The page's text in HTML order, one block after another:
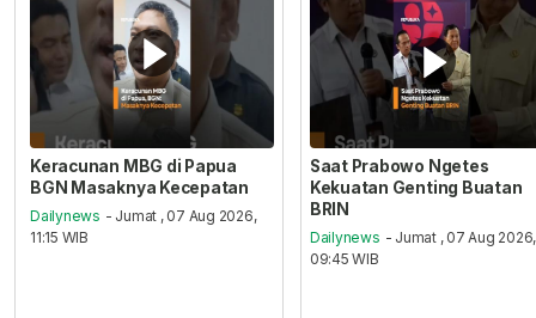
Keracunan MBG di Papua
BGN Masaknya Kecepatan
Dailynews - Jumat , 07 Aug 2026,
11:15 WIB
Saat Prabowo Ngetes
Kekuatan Genting Buatan
BRIN
Dailynews - Jumat , 07 Aug 2026,
09:45 WIB